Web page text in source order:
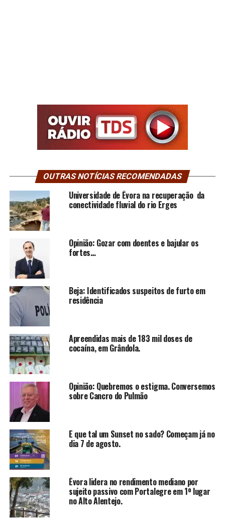
OUTRAS NOTÍCIAS RECOMENDADAS
Universidade de Évora na recuperação da
conectividade fluvial do rio Erges
Opinião: Gozar com doentes e bajular os
fortes…
Beja: Identificados suspeitos de furto em
residência
Apreendidas mais de 183 mil doses de
cocaína, em Grândola.
Opinião: Quebremos o estigma. Conversemos
sobre Cancro do Pulmão
E que tal um Sunset no sado? Começam já no
dia 7 de agosto.
Évora lidera no rendimento mediano por
sujeito passivo com Portalegre em 1º lugar
no Alto Alentejo.